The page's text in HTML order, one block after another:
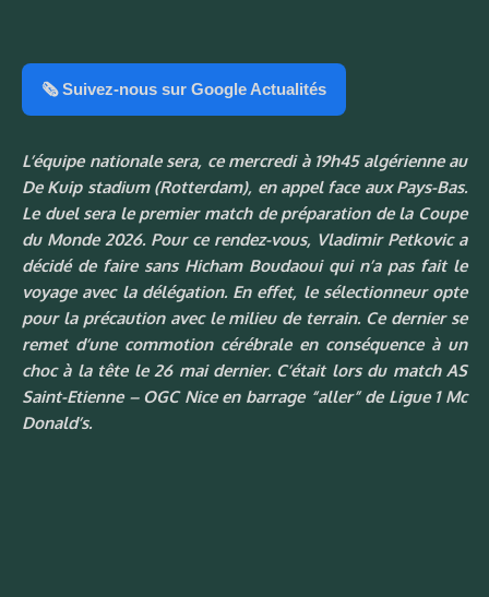
🗞️ Suivez-nous sur Google Actualités
L’équipe nationale sera, ce mercredi à 19h45 algérienne au
De Kuip stadium (Rotterdam), en appel face aux Pays-Bas.
Le duel sera le premier match de préparation de la Coupe
du Monde 2026. Pour ce rendez-vous, Vladimir Petkovic a
décidé de faire sans Hicham Boudaoui qui n’a pas fait le
voyage avec la délégation. En effet, le sélectionneur opte
pour la précaution avec le milieu de terrain. Ce dernier se
remet d’une commotion cérébrale en conséquence à un
choc à la tête le 26 mai dernier. C’était lors du match AS
Saint-Etienne – OGC Nice en barrage “aller” de Ligue 1 Mc
Donald’s.